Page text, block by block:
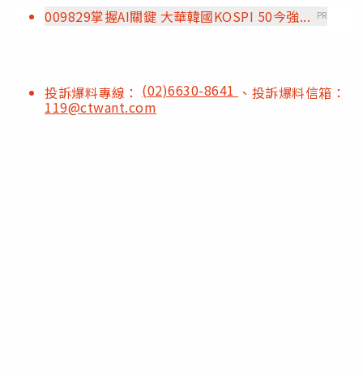
009829掌握AI關鍵 大華韓國KOSPI 50今強... PR
投訴爆料專線： (02)6630-8641 、投訴爆料信箱：
119@ctwant.com